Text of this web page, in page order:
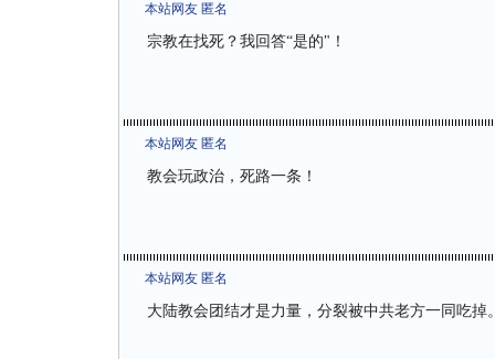
本站网友 匿名
宗教在找死？我回答“是的"！
本站网友 匿名
教会玩政治，死路一条！
本站网友 匿名
大陆教会团结才是力量，分裂被中共老方一同吃掉